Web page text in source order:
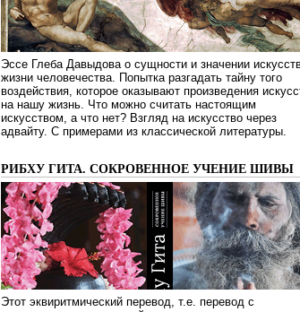
Эссе Глеба Давыдова о сущности и значении
жизни человечества. Попытка разгадать тайну того
воздействия, которое оказывают произведения
на нашу жизнь. Что можно считать настоящим
искусством, а что нет? Взгляд на искусство через
адвайту. С примерами из классической литературы.
РИБХУ ГИТА. СОКРОВЕННОЕ УЧЕНИЕ ШИВЫ
Этот эквиритмический перевод, т.е. перевод с